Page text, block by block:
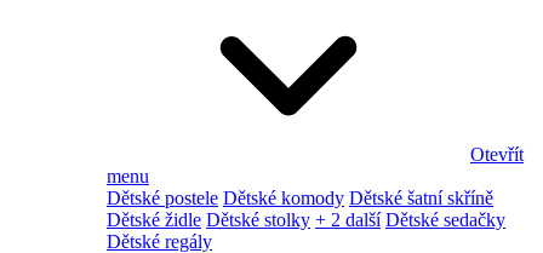
Otevřít
menu
Dětské postele Dětské komody Dětské šatní skříně
Dětské židle Dětské stolky + 2 další Dětské sedačky
Dětské regály